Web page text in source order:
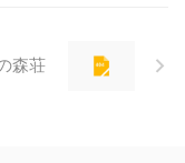
森荘